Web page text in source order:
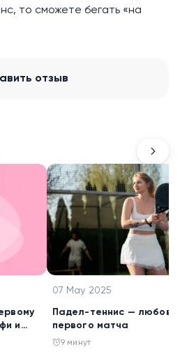
то сможете бегать «на
отзыв
и
до
07 May 2025
Падел-теннис — любовь
первого матча
9 минут